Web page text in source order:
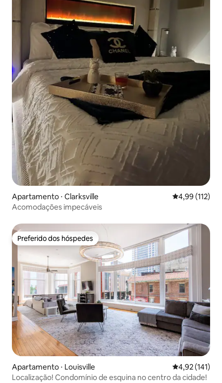
Apartamento ⋅ Clarksville 4,99 de uma
4,99 (112)
Acomodações impecáveis
Preferido dos hóspedes
Preferido dos hóspedes
Apartamento ⋅ Louisville 4,92 de uma
4,92 (141)
Localização! Condomínio de esquina no centro da cidade!